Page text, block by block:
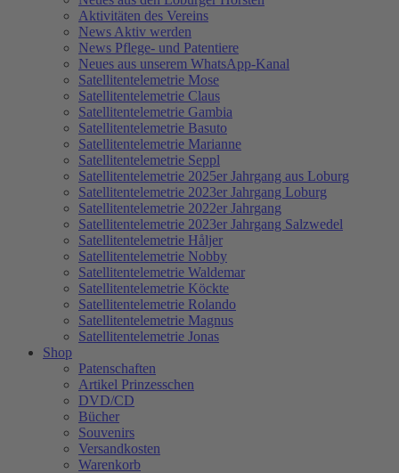
Aktivitäten des Vereins
News Aktiv werden
News Pflege- und Patentiere
Neues aus unserem WhatsApp-Kanal
Satellitentelemetrie Mose
Satellitentelemetrie Claus
Satellitentelemetrie Gambia
Satellitentelemetrie Basuto
Satellitentelemetrie Marianne
Satellitentelemetrie Seppl
Satellitentelemetrie 2025er Jahrgang aus Loburg
Satellitentelemetrie 2023er Jahrgang Loburg
Satellitentelemetrie 2022er Jahrgang
Satellitentelemetrie 2023er Jahrgang Salzwedel
Satellitentelemetrie Håljer
Satellitentelemetrie Nobby
Satellitentelemetrie Waldemar
Satellitentelemetrie Köckte
Satellitentelemetrie Rolando
Satellitentelemetrie Magnus
Satellitentelemetrie Jonas
Shop
Patenschaften
Artikel Prinzesschen
DVD/CD
Bücher
Souvenirs
Versandkosten
Warenkorb